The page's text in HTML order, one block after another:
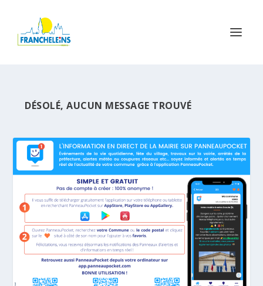
DÉSOLÉ, AUCUN MESSAGE TROUVÉ